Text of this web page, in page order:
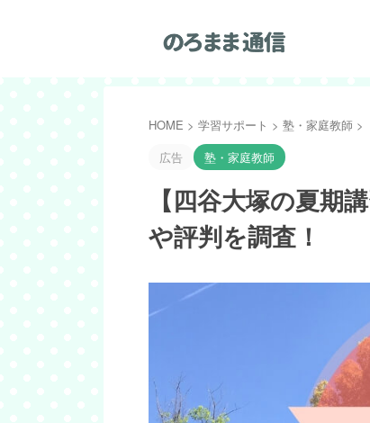
HOME > 学習サポート > 塾・家庭教師 >
広告
塾・家庭教師
【四谷大塚の夏期
や評判を調査！